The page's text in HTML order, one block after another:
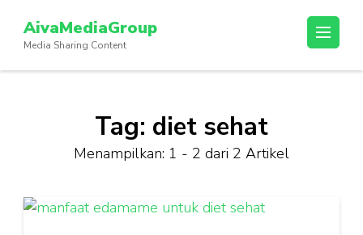
konten
(Tekan
AivaMediaGroup
Media Sharing Content
Tag: diet sehat
Menampilkan: 1 - 2 dari 2 Artikel